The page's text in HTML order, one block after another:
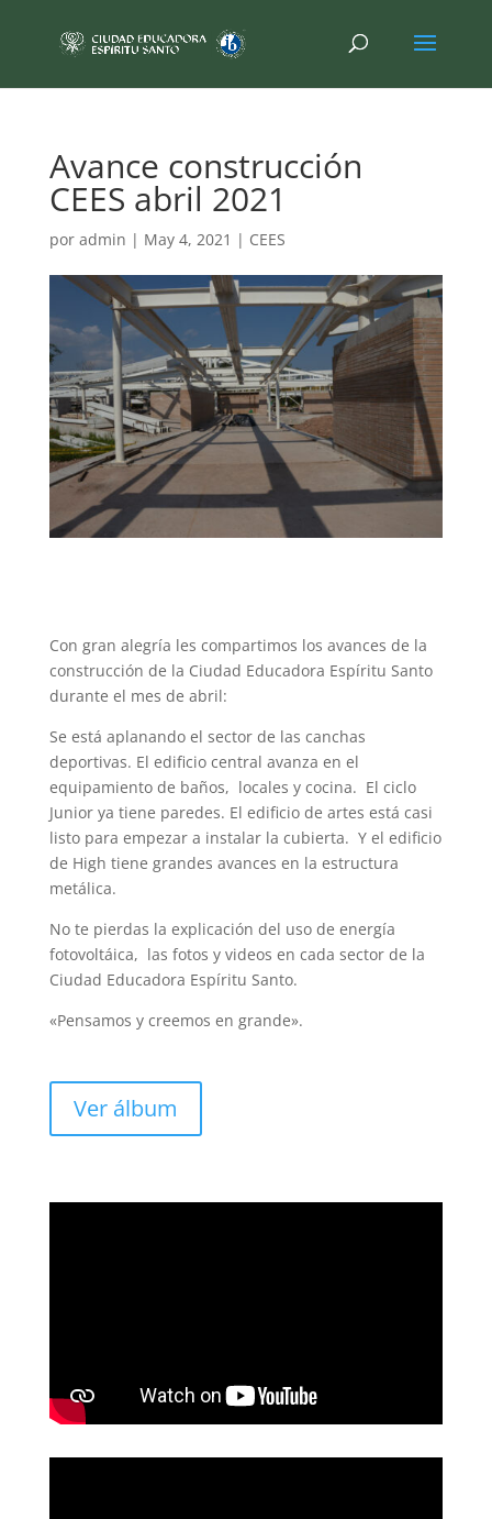
Avance construcción
CEES abril 2021
por admin | May 4, 2021 | CEES
Con gran alegría les compartimos los avances de la
construcción de la Ciudad Educadora Espíritu Santo
durante el mes de abril:
Se está aplanando el sector de las canchas
deportivas. El edificio central avanza en el
equipamiento de baños, locales y cocina. El ciclo
Junior ya tiene paredes. El edificio de artes está casi
listo para empezar a instalar la cubierta. Y el edificio
de High tiene grandes avances en la estructura
metálica.
No te pierdas la explicación del uso de energía
fotovoltáica, las fotos y videos en cada sector de la
Ciudad Educadora Espíritu Santo.
«Pensamos y creemos en grande».
Ver álbum